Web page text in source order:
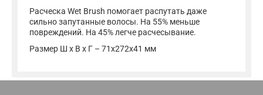
Расческа Wet Brush помогает распутать даже
сильно запутанные волосы. На 55% меньше
повреждений. На 45% легче расчесывание.
Размер Ш х В х Г – 71х272х41 мм